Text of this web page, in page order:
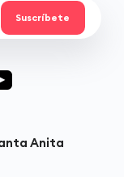
Anita